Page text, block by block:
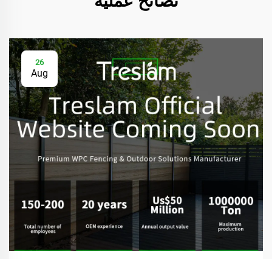
26
Aug